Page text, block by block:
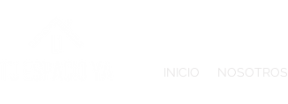
INICIO NOSOTROS